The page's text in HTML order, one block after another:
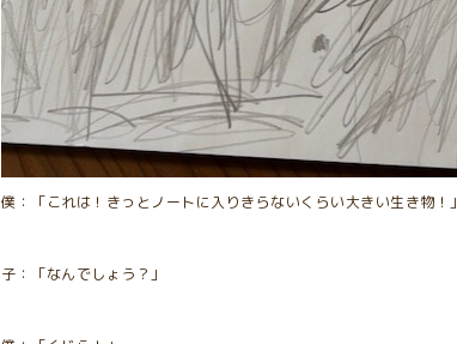
僕：「これは！きっとノートに入りきらないくらい大きい生き物！」
子：「なんでしょう？」